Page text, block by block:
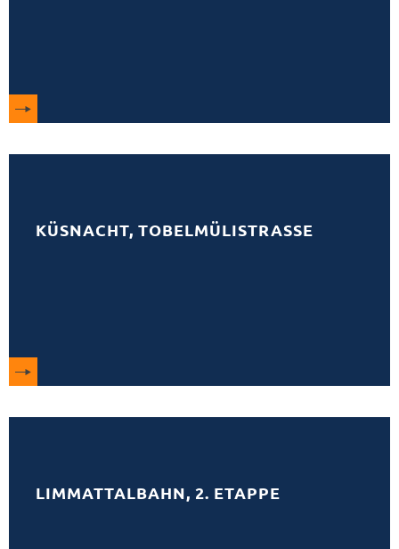
KÜSNACHT, TOBELMÜLISTRASSE
LIMMATTALBAHN, 2. ETAPPE